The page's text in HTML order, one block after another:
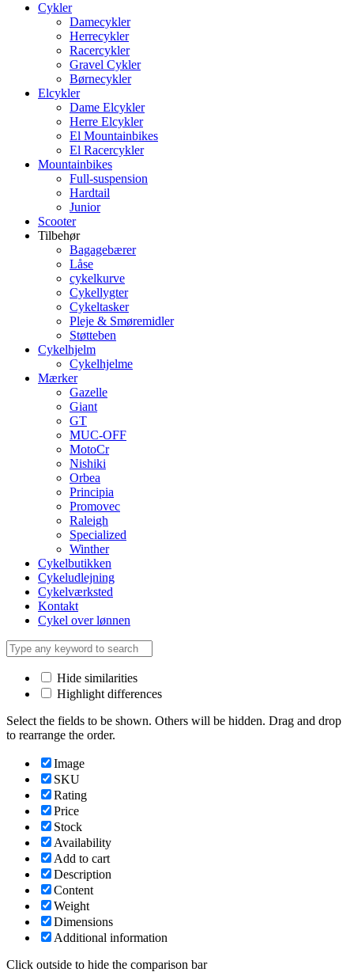
Cykler
Damecykler
Herrecykler
Racercykler
Gravel Cykler
Børnecykler
Elcykler
Dame Elcykler
Herre Elcykler
El Mountainbikes
El Racercykler
Mountainbikes
Full-suspension
Hardtail
Junior
Scooter
Tilbehør
Bagagebærer
Låse
cykelkurve
Cykellygter
Cykeltasker
Pleje & Smøremidler
Støtteben
Cykelhjelm
Cykelhjelme
Mærker
Gazelle
Giant
GT
MUC-OFF
MotoCr
Nishiki
Orbea
Principia
Promovec
Raleigh
Specialized
Winther
Cykelbutikken
Cykeludlejning
Cykelværksted
Kontakt
Cykel over lønnen
Hide similarities
Highlight differences
Select the fields to be shown. Others will be hidden. Drag and drop
to rearrange the order.
Image
SKU
Rating
Price
Stock
Availability
Add to cart
Description
Content
Weight
Dimensions
Additional information
Click outside to hide the comparison bar